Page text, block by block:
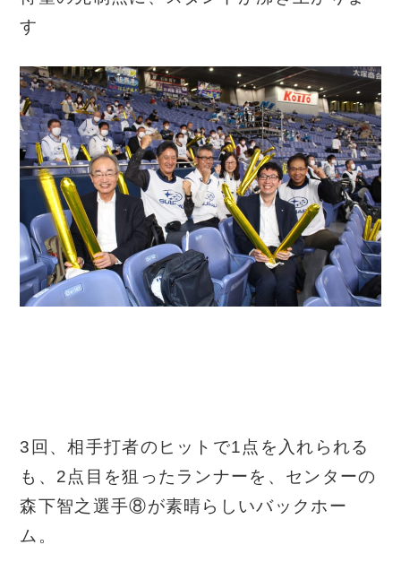
す
3回、相手打者のヒットで1点を入れられる
も、2点目を狙ったランナーを、センターの
森下智之選手⑧が素晴らしいバックホー
ム。